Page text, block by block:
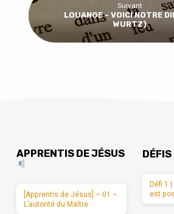
Suivant
LOUANGE - VOICI NOTRE
WURTZ)
APPRENTIS DE JÉSUS
[Apprentis de Jésus] – 01 –
L’autorité du Maître
DÉFIS
Défi 1
est